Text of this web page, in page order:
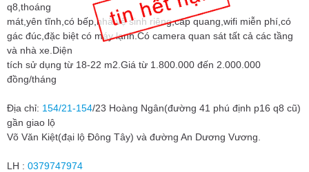
q8,thoáng
mát,yên tĩnh,có bếp,nhà vệ sinh riêng,cáp quang,wifi miễn phí,có
gác đúc,đặc biệt có máy lạnh.Có camera quan sát tất cả các tầng
và nhà xe.Diện
tích sử dụng từ 18-22 m2.Giá từ 1.800.000 đến 2.000.000
đồng/tháng
Địa chỉ: 154/21-154/23 Hoàng Ngân(đường 41 phú định p16 q8 cũ)
gần giao lộ
Võ Văn Kiệt(đại lộ Đông Tây) và đường An Dương Vương.
LH : 0379747974